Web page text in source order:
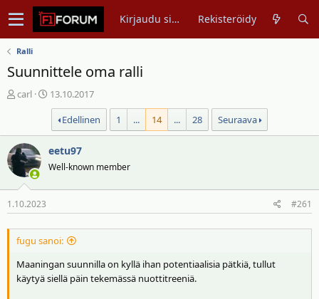
Kirjaudu sisään Rekisteröidy
Ralli
Suunnittele oma ralli
V
s
t
k
e
t
u
a
l
carl
A
i
t
u
p
m
ä
13.10.2017
Edellinen
1 ... 14 ... 28 Seuraava
eetu97
Well-known member
1.10.2023 #261
fugu sanoi:
Maaningan suunnilla on kyllä ihan potentiaalisia pätkiä, tullut
käytyä siellä päin tekemässä nuottitreeniä.